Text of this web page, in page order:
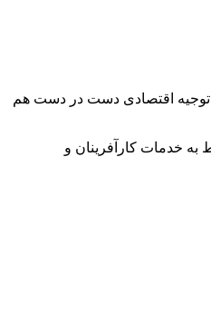
توجیه اقتصادی دست در دست هم
خدمات کارآفرینان و